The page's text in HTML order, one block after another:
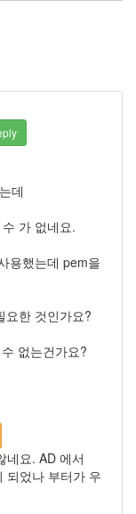
데
가 없네요.
용했는데 pem을
요한 것인가요?
없는건가요?
네요. AD 에서
되었나 부터가 우